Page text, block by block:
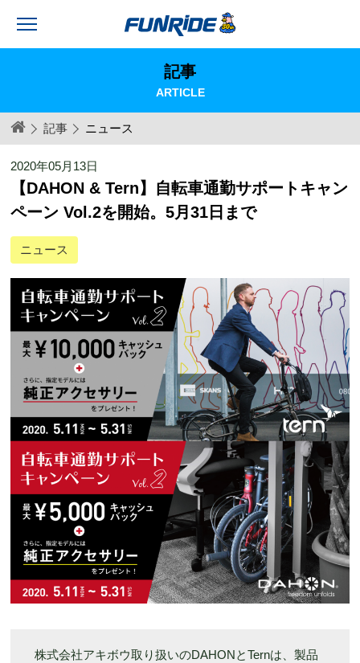
記事
ARTICLE
記事 ニュース
2020年05月13日
【DAHON & Tern】自転車通勤サポートキャン
ペーン Vol.2を開始。5月31日まで
ニュース
株式会社アキボウ取り扱いのDAHONとTernは、製品